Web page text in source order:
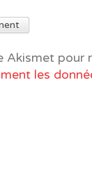
Akismet pour
les